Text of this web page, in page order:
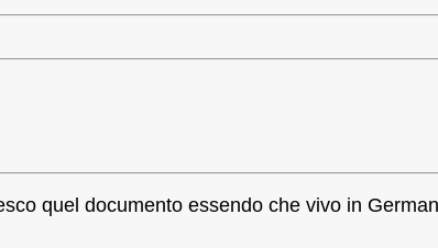
quel documento essendo che vivo in